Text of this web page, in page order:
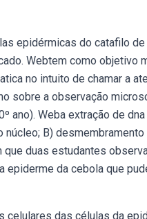
epidérmicas do catafilo
Webtem como
no intuito de chamar a
sobre a observação
ano). Weba extração de
núcleo; B)
que duas estudantes
epiderme da cebola que
celulares das células da